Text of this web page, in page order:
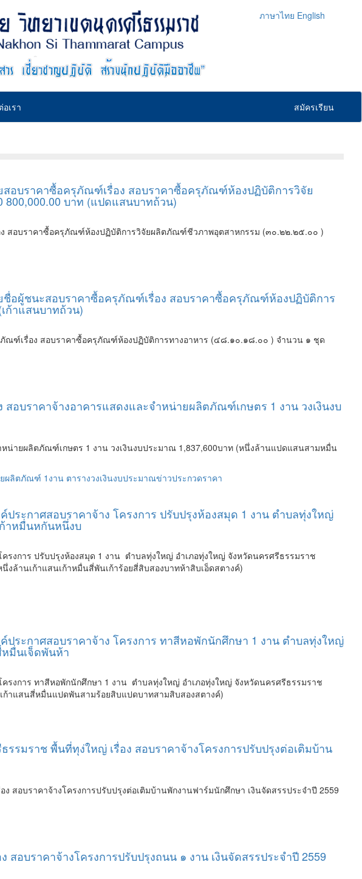
ภาษาไทย English
เรา สมัครเรียน
สอบราคาซื้อครุภัณฑ์เรื่อง สอบราคาซื้อครุภัณฑ์ห้องปฏิบัติการวิจัย
บาท (แปดแสนบาทถ้วน)
สอบราคาซื้อครุภัณฑ์ห้องปฏิบัติการวิจัยผลิตภัณฑ์ชีวภาพอุตสาหกรรม (๓๐.๒๒.๒๕.๐๐ )
ชื่อผู้ชนะสอบราคาซื้อครุภัณฑ์เรื่อง สอบราคาซื้อครุภัณฑ์ห้องปฏิบัติการ
ก้าแสนบาทถ้วน)
ณฑ์เรื่อง สอบราคาซื้อครุภัณฑ์ห้องปฏิบัติการทางอาหาร (๔๘.๑๐.๑๘.๐๐ ) จำนวน ๑ ชุด
อบราคาจ้างอาคารแสดงและจำหน่ายผลิตภัณฑ์เกษตร 1 งาน วงเงินงบ
น่ายผลิตภัณฑ์เกษตร 1 งาน วงเงินงบประมาณ 1,837,600บาท (หนึ่งล้านแปดแสนสามหมื่น
ผลิตภัณฑ์ 1งาน ตารางวงเงินงบประมาณข่าวประกวดราคา
ระกาศสอบราคาจ้าง โครงการ ปรับปรุงห้องสมุด 1 งาน ตำบลทุ่งใหญ่
าหมื่นหกันหนึ่งบ
งการ ปรับปรุงห้องสมุด 1 งาน ตำบลทุ่งใหญ่ อำเภอทุ่งใหญ่ จังหวัดนครศรีธรรมราช
านเก้าแสนเก้าหมื่นสี่พันเก้าร้อยสี่สิบสองบาทห้าสิบเอ็ดสตางค์)
ระกาศสอบราคาจ้าง โครงการ ทาสีหอพักนักศึกษา 1 งาน ตำบลทุ่งใหญ่
หมื่นเจ็ดพันห้า
งการ ทาสีหอพักนักศึกษา 1 งาน ตำบลทุ่งใหญ่ อำเภอทุ่งใหญ่ จังหวัดนครศรีธรรมราช
าแสนสี่หมื่นแปดพันสามร้อยสิบแปดบาทสามสิบสองสตางค์)
รมราช พื้นที่ทุง่ใหญ่ เรื่อง สอบราคาจ้างโครงการปรับปรุงต่อเติมบ้าน
อบราคาจ้างโครงการปรับปรุงต่อเติมบ้านพักงานฟาร์มนักศึกษา เงินจัดสรรประจำปี 2559
อบราคาจ้างโครงการปรับปรุงถนน ๑ งาน เงินจัดสรรประจำปี 2559